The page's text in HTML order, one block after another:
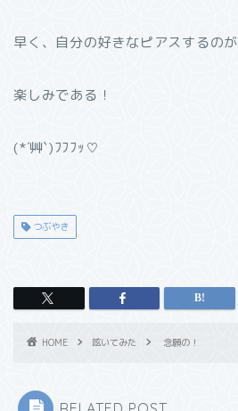
早く、自分の好きなピアスするのが
楽しみである！
(*´艸`)ﾌﾌﾌｯ♡
つぶやき
HOME 呟いてみた 念願の！